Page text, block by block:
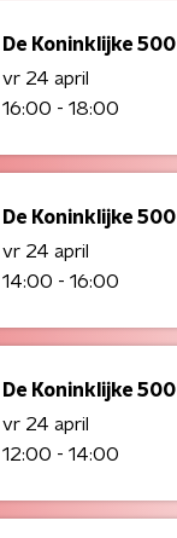
De Koninklijke 500
vr 24 april
16:00 - 18:00
De Koninklijke 500
vr 24 april
14:00 - 16:00
De Koninklijke 500
vr 24 april
12:00 - 14:00